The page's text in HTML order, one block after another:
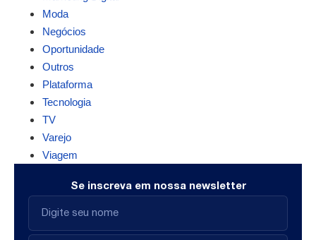
Moda
Negócios
Oportunidade
Outros
Plataforma
Tecnologia
TV
Varejo
Viagem
Se inscreva em nossa newsletter